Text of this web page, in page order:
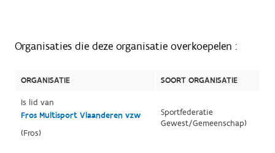
Organisaties die deze organisatie overkoepelen :
ORGANISATIE
SOORT ORGANISATIE
Is lid van
Fros Multisport Vlaanderen vzw
(Fros)
Sportfederatie
Gewest/Gemeenschap)